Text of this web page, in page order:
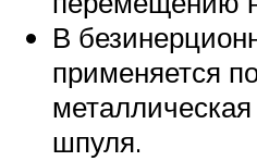
В
применяется
шпуля.